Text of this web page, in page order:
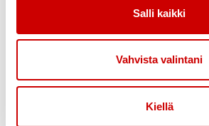
Salli kaikki
Vahvista valintani
Kiellä
pirksku@outlook.com
Gun-Lis Wollsten
Yhdistyksen puheenjohtaja
0407685697
gunlis.wollsten@gmail.com